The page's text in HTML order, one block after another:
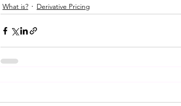
What is? Derivative Pricing